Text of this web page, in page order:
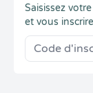
Saisissez
et vous